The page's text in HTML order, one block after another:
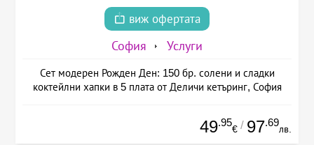
виж офертата
София Услуги
Сет модерен Рожден Ден: 150 бр. солени и сладки
коктейлни хапки в 5 плата от Деличи кетъринг, София
49.95
€ / 97.69
лв.